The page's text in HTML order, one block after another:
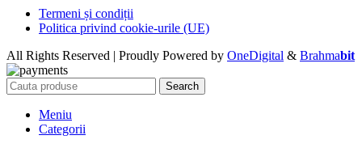
Termeni și condiții
Politica privind cookie-urile (UE)
All Rights Reserved | Proudly Powered by OneDigital & Brahmabit
Search
Meniu
Categorii